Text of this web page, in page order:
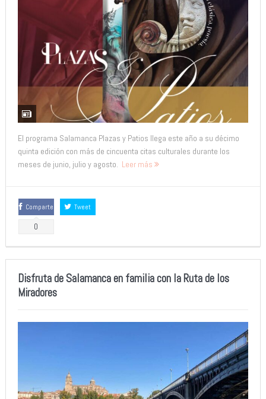
El programa Salamanca Plazas y Patios llega este año a su décimo
quinta edición con más de cincuenta citas culturales durante los
meses de junio, julio y agosto. Leer más
Comparte
0
Tweet
Disfruta de Salamanca en familia con la Ruta de los
Miradores